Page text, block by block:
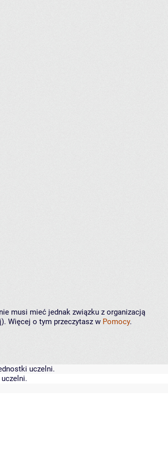
musi mieć jednak związku z organizacją
Więcej o tym przeczytasz w Pomocy.
uczelni.